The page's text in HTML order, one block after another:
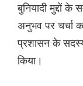
बुनियादी मुद्दों
अनुभव पर चर्चा
प्रशासन के सदस्यों
किया।